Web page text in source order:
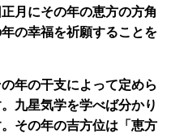
月にその年の恵方の方角
の幸福を祈願することを
年の干支によって定めら
九星気学を学べば分かり
その年の吉方位は「恵方